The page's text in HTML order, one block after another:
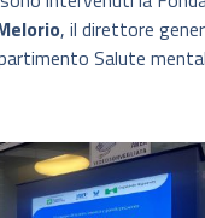
, il direttore
Salute